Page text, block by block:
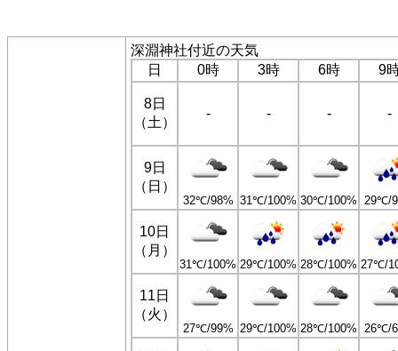
深淵神社付近の天気
日
0時 3時 6時 9
8日
（土）
- - - -
9日
（日）
32℃/98% 31℃/100% 30℃/100% 29℃/
10日
（月）
31℃/100% 29℃/100% 28℃/100% 27℃/
11日
（火）
27℃/99% 29℃/100% 28℃/100% 26℃/